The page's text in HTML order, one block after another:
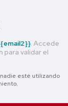
. Accede
para validar el
esté utilizando